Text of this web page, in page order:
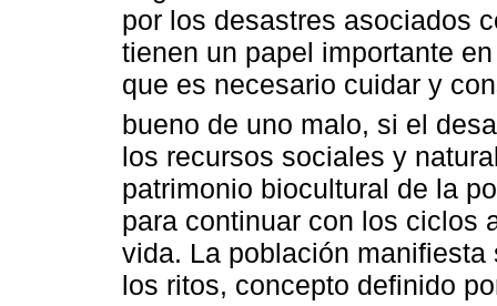
por los desastres asociados
tienen un papel importante
que es necesario cuidar y
bueno de uno malo, si el
los recursos sociales y
patrimonio biocultural de la
para continuar con los ciclos
vida. La población
los ritos, concepto definido